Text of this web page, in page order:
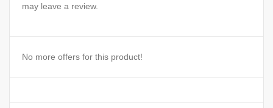
may leave a review.
No more offers for this product!